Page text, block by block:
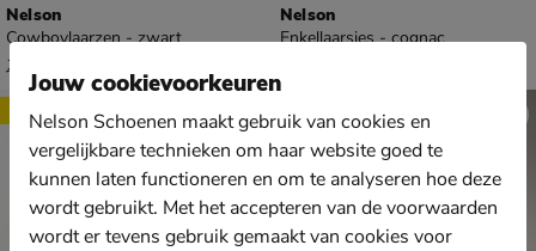
Nelson
Cowboylaarzen - zwart
van € 119,99 voor € 83,99
119
Nelson
Enkellaarsjes - cognac
Sale
Jouw cookievoorkeuren
Nelson Schoenen maakt gebruik van cookies en
vergelijkbare technieken om haar website goed te
kunnen laten functioneren en om te analyseren hoe deze
wordt gebruikt. Met het accepteren van de voorwaarden
wordt er tevens gebruik gemaakt van cookies voor